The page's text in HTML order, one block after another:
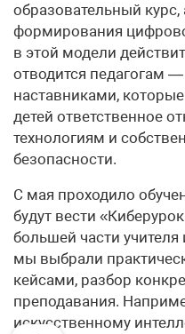
образовательный
формирования
в этой модели
отводится педагогам
наставниками,
детей ответственное
технологиям и
безопасности.
С мая проходило
будут вести
большей части
мы выбрали
кейсами, разбор
преподавания.
искусственному